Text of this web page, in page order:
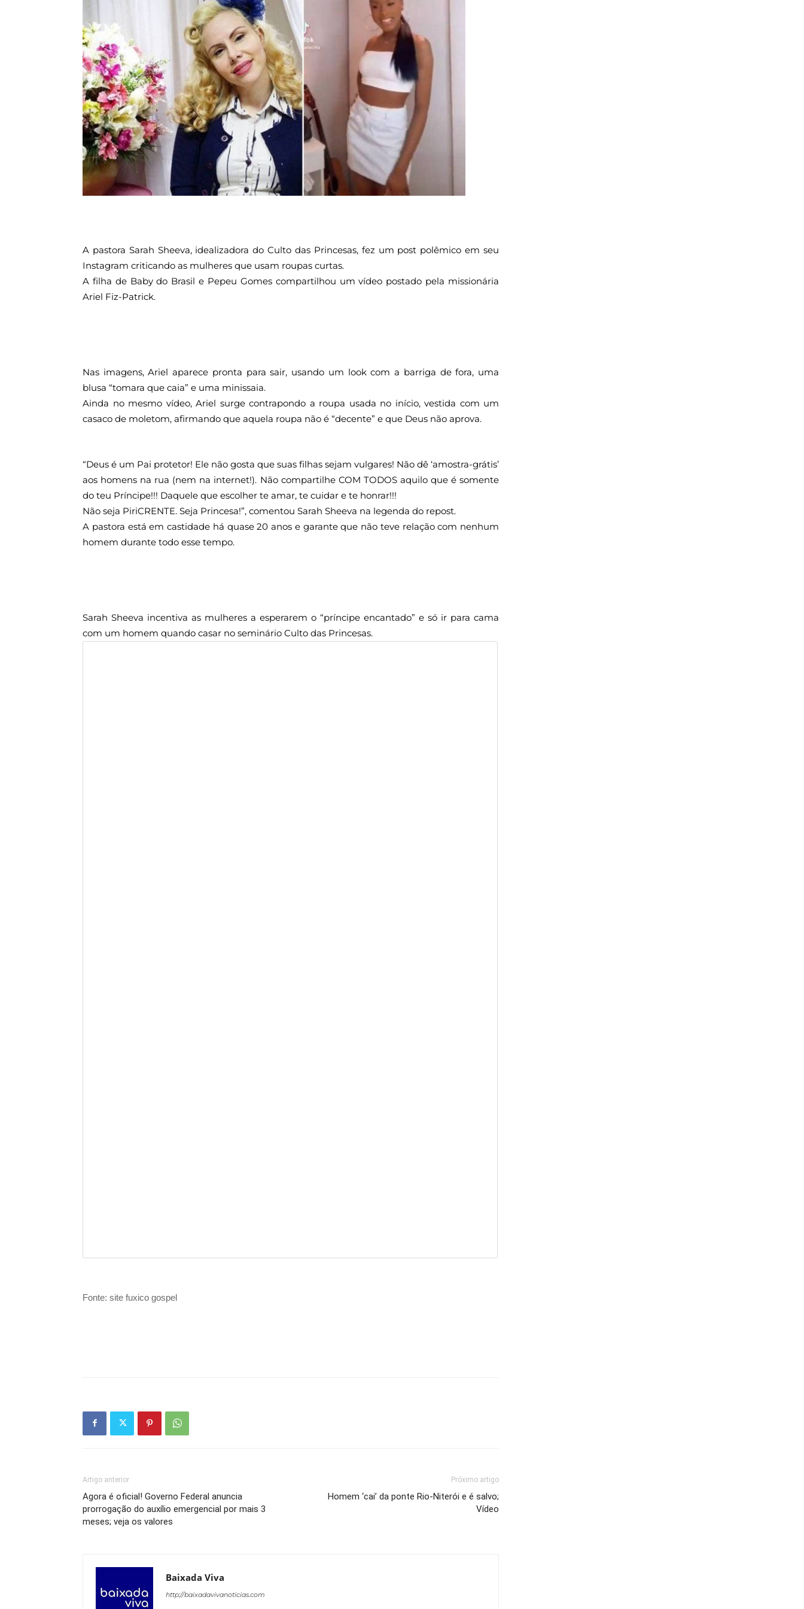
A pastora Sarah Sheeva, idealizadora do Culto das Princesas, fez um post polêmico em seu
Instagram criticando as mulheres que usam roupas curtas.
A filha de Baby do Brasil e Pepeu Gomes compartilhou um vídeo postado pela missionária
Ariel Fiz-Patrick.
Nas imagens, Ariel aparece pronta para sair, usando um look com a barriga de fora, uma
blusa “tomara que caia” e uma minissaia.
Ainda no mesmo vídeo, Ariel surge contrapondo a roupa usada no início, vestida com um
casaco de moletom, afirmando que aquela roupa não é “decente” e que Deus não aprova.
“Deus é um Pai protetor! Ele não gosta que suas filhas sejam vulgares! Não dê ‘amostra-grátis’
aos homens na rua (nem na internet!). Não compartilhe COM TODOS aquilo que é somente
do teu Príncipe!!! Daquele que escolher te amar, te cuidar e te honrar!!!
Não seja PiriCRENTE. Seja Princesa!”, comentou Sarah Sheeva na legenda do repost.
A pastora está em castidade há quase 20 anos e garante que não teve relação com nenhum
homem durante todo esse tempo.
Sarah Sheeva incentiva as mulheres a esperarem o “príncipe encantado” e só ir para cama
com um homem quando casar no seminário Culto das Princesas.
Fonte: site fuxico gospel
Artigo anterior
Agora é oficial! Governo Federal anuncia
prorrogação do auxílio emergencial por mais 3
meses; veja os valores
Próximo artigo
Homem ‘cai’ da ponte Rio-Niterói e é salvo;
Vídeo
Baixada Viva
http://baixadavivanoticias.com